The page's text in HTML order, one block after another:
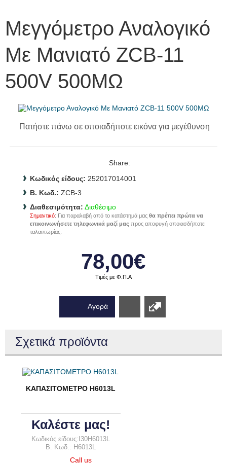
Μεγγόμετρο Αναλογικό
Με Μανιατό ZCB-11
500V 500ΜΩ
Πατήστε πάνω σε οποιαδήποτε εικόνα για μεγέθυνση
Share:
Κωδικός είδους: 252017014001
B. Κωδ.: ZCB-3
Διαθεσιμότητα: Διαθέσιμο
Σημαντικό: Για παραλαβή από το κατάστημά μας θα πρέπει πρώτα να
επικοινωνήσετε τηλεφωνικά μαζί μας προς αποφυγή οποιασδήποτε
ταλαιπωρίας.
78,00€
Τιμές με Φ.Π.Α
Αγορά Wishlist
Σχετικά προϊόντα
ΚΑΠΑΣΙΤΟΜΕΤΡΟ H6013L
Καλέστε μας!
Κωδικός είδους:I30H6013L
B. Κωδ.: H6013L
Call us